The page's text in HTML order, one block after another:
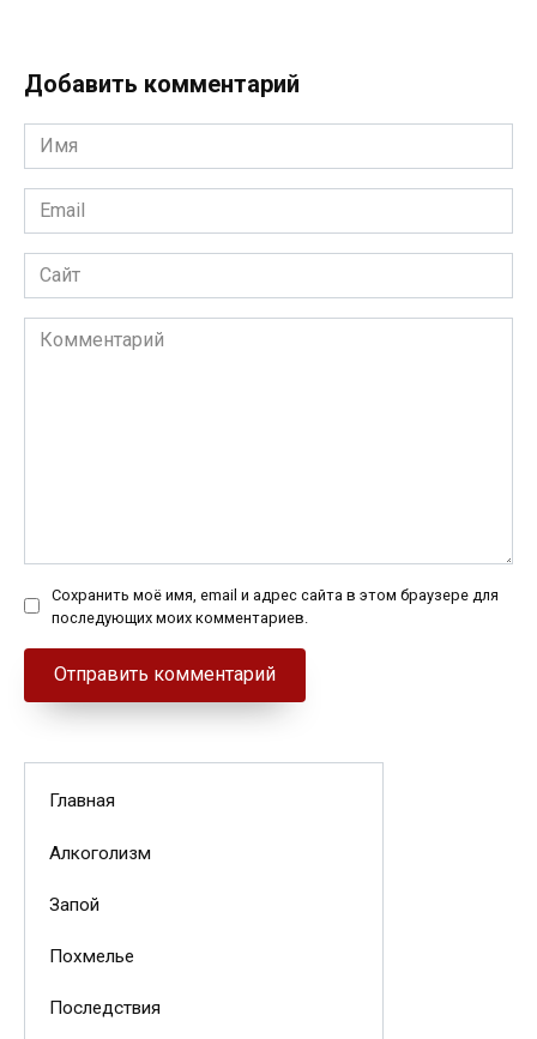
Добавить комментарий
Имя
*
Email
*
Сайт
Комментарий
Сохранить моё имя, email и адрес сайта в этом браузере для
последующих моих комментариев.
Главная
Алкоголизм
Запой
Похмелье
Последствия